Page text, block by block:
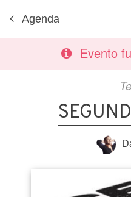
Agenda
Evento